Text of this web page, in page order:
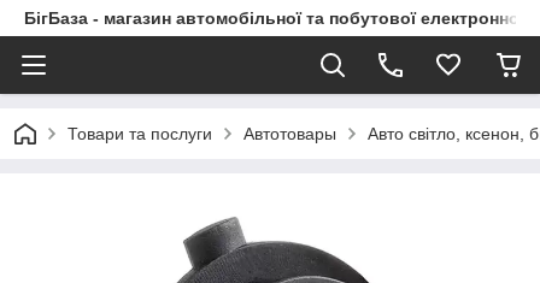
БігБаза - магазин автомобільної та побутової електронної
Товари та послуги Автотовары Авто світло, ксенон,